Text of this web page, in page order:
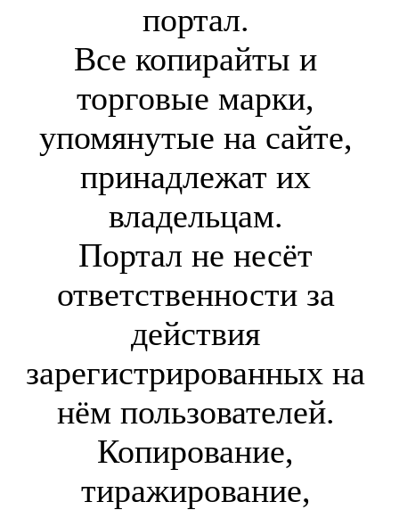
портал.
Все копирайты и
торговые марки,
упомянутые на сайте,
принадлежат их
владельцам.
Портал не несёт
ответственности за
действия
зарегистрированных на
нём пользователей.
Копирование,
тиражирование,